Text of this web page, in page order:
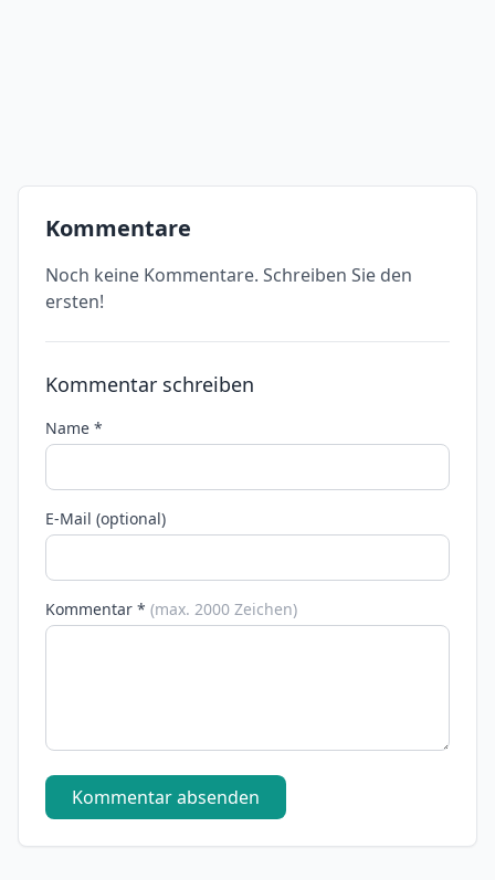
Kommentare
Noch keine Kommentare. Schreiben Sie den
ersten!
Kommentar schreiben
Name *
E-Mail (optional)
Kommentar * (max. 2000 Zeichen)
Kommentar absenden